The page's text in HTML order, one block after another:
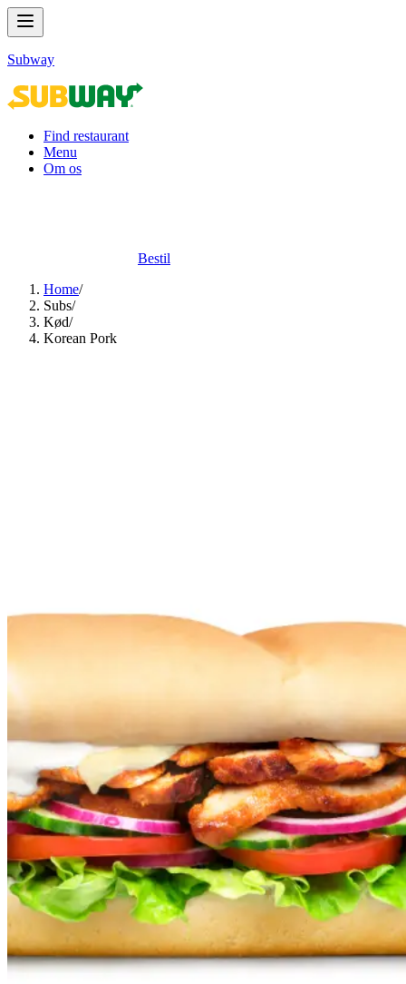
Subway
Find restaurant
Menu
Om os
Bestil
Home/
Subs​​​​‌ ‍ ​‍​‍‌‍ ‌ ​‍‌‍‍‌‌‍‌ ‌‍‍‌‌‍ ‍​‍​‍​ ‍‍​‍​‍‌ ​ ‌‍​‌‌‍ ‍‌‍‍‌‌ ‌​‌ ‍‌​‍ ‍‌‍‍‌‌‍ ​‍​‍​‍ ​​‍​‍‌‍‍​‌ ​‍‌‍‌‌‌‍‌‍​‍​‍​ ‍‍​‍​‍‌‍‍​‌ ‌​‌ ‌​‌ ​​‌ ​ ​ ‍‍​‍ ​‍ ‌‍ ‍‌‍ ‌ ​‍‌‍‌​‌‍‍‌‌‍​ ​‍ ‌‌‍​‍‌‍‍‌‌ ‌​‌‍‌‌‌ ​ ​‍ ‌‌‍‌ ‌ ​‍‌‍ ‌ ‌‌‌ ​​​‍ ‌‌ ​ ‌ ‌​‌ ‌‌‌‍‌​‌‍‍‌‌‍ ​‍ ‍‌ ‌‍‌‍‌‌‌ ​‍‌‍​ ‌‍‌‌‌‍ ​​‍ ‍‌‍​‌‌ ​​‌ ​​​‍ ‌‍‍‌‌‍ ‍‌ ‌​‌‍‌‌‌‍ ‍‌ ‌​​‍ ‌‍‌‌‌‍‌​‌‍‍‌‌ ‌​​‍ ‌‍ ‌‌‍ ‌‍‌​‌‍‌‌​ ‌‌ ​​‌ ​‍‌‍‌‌‌ ​ ‌‍‌‌‌‍ ‍‌ ‌​‌‍​‌‌ ‌​‌‍‍‌‌‍ ‌‍ ‍​ ‍ ‌‍‍‌‌‍‌​​ ‌‌‍‌​​ ‌‍‌‍‌‍‌‍‌​​ ‍‌​ ​ ​ ​‍‌‍‌‍​‍ ‌​ ‌​​ ‍‌​ ‍‌​ ​‌​‍ ‌​ ‌​​ ​ ‌‍‌‍‌‍‌‌​‍ ‌​ ‍​‌‍​ ​ ​‍‌‍‌‍​‍ ‌​ ​ ​ ‌​‌‍​‍‌‍​‍​ ‍‌‌‍​ ‌‍‌‍​ ​ ‌‍​ ​ ​​​ ‍‌​ ‌‍​ ‍ ‌ ‌​‌ ‍‌‌ ​​‌‍‌‌​ ‌‌‍​ ‌‍​‌‌ ‌​‌‍‌‌‌‍‌ ‌‍ ‌ ​‍‌ ‍‌​ ‍ ‌ ​​‌‍​‌‌ ‌​‌‍‍​​ ‌‌‍ ‍‌‍​‌‌‍ ‌‌‍‌‌​‍‌‌​ ‌‌‌​​‍‌‌ ‌‍‍ ‌‍‌‌‌ ‍‌​‍‌‌​ ​ ‌​‌​​‍‌‌​ ​ ‌​‌​​‍‌‌​ ​‍​ ​‍‌‍‌​‌‍​‌​‍‌‌​ ​‍​ ​‍​‍‌‌​ ‌‌‌​‌​​‍ ‍‌ ‌‍‌‍​‌‌‍ ​‌ ‌‌‌‍‌‌​ ‌‍​‍‌‍​‌‌ ​ ‌‍‌‌‌‌‌‌‌ ​‍‌‍ ​​ ‌‌‍‍​‌ ‌​‌ ‌​‌ ​​‌ ​ ​‍‌‌​ ​ ‌​​‌​‍‌‌​ ​‍‌​‌‍​‍‌‌​ ​‍‌​‌‍‌‍ ‍‌‍ ‌ ​‍‌‍‌​‌‍‍‌‌‍​ ​‍ ‌‌‍​‍‌‍‍‌‌ ‌​‌‍‌‌‌ ​ ​‍ ‌‌‍‌ ‌ ​‍‌‍ ‌ ‌‌‌ ​​​‍ ‌‌ ​ ‌ ‌​‌ ‌‌‌‍‌​‌‍‍‌‌‍ ​‍ ‍‌ ‌‍‌‍‌‌‌ ​‍‌‍​ ‌‍‌‌‌‍ ​​‍ ‍‌‍​‌‌ ​​‌ ​​​‍‌‍‌‍‍‌‌‍‌​​ ‌‌‍‌​​ ‌‍‌‍‌‍‌‍‌​​ ‍‌​ ​ ​ ​‍‌‍‌‍​‍ ‌​ ‌​​ ‍‌​ ‍‌​ ​‌​‍ ‌​ ‌​​ ​ ‌‍‌‍‌‍‌‌​‍ ‌​ ‍​‌‍​ ​ ​‍‌‍‌‍​‍ ‌​ ​ ​ ‌​‌‍​‍‌‍​‍​ ‍‌‌‍​ ‌‍‌‍​ ​ ‌‍​ ​ ​​​ ‍‌​ ‌‍​‍‌‍‌ ‌​‌ ‍‌‌ ​​‌‍‌‌​ ‌‌‍​ ‌‍​‌‌ ‌​‌‍‌‌‌‍‌ ‌‍ ‌ ​‍‌ ‍‌​‍‌‍‌ ​​‌‍​‌‌ ‌​‌‍‍​​ ‌‌‍ ‍‌‍​‌‌‍ ‌‌‍‌‌​‍‌‌​ ‌‌‌​​‍‌‌ ‌‍‍ ‌‍‌‌‌ ‍‌​‍‌‌​ ​ ‌​‌​​‍‌‌​ ​ ‌​‌​​‍‌‌​ ​‍​ ​‍‌‍‌​‌‍​‌​‍‌‌​ ​‍​ ​‍​‍‌‌​ ‌‌‌​‌​​‍ ‍‌ ‌‍‌‍​‌‌‍ ​‌ ‌‌‌‍‌‌​‍‌‍‌ ​​‌‍‌‌‌ ​‍‌ ​ ‌ ​​‌‍‌‌‌‍​ ‌ ‌​‌‍‍‌‌ ‌‍‌‍‌‌​ ‌‌ ​​‌ ‌‌‌‍​‍‌‍ ​‌‍‍‌‌ ​ ‌‍‍​‌‍‌‌‌‍‌​​‍​‍‌ ‌/
Kød​​​​‌ ‍ ​‍​‍‌‍ ‌ ​‍‌‍‍‌‌‍‌ ‌‍‍‌‌‍ ‍​‍​‍​ ‍‍​‍​‍‌ ​ ‌‍​‌‌‍ ‍‌‍‍‌‌ ‌​‌ ‍‌​‍ ‍‌‍‍‌‌‍ ​‍​‍​‍ ​​‍​‍‌‍‍​‌ ​‍‌‍‌‌‌‍‌‍​‍​‍​ ‍‍​‍​‍‌‍‍​‌ ‌​‌ ‌​‌ ​​‌ ​ ​ ‍‍​‍ ​‍ ‌‍ ‍‌‍ ‌ ​‍‌‍‌​‌‍‍‌‌‍​ ​‍ ‌‌‍​‍‌‍‍‌‌ ‌​‌‍‌‌‌ ​ ​‍ ‌‌‍‌ ‌ ​‍‌‍ ‌ ‌‌‌ ​​​‍ ‌‌ ​ ‌ ‌​‌ ‌‌‌‍‌​‌‍‍‌‌‍ ​‍ ‍‌ ‌‍‌‍‌‌‌ ​‍‌‍​ ‌‍‌‌‌‍ ​​‍ ‍‌‍​‌‌ ​​‌ ​​​‍ ‌‍‍‌‌‍ ‍‌ ‌​‌‍‌‌‌‍ ‍‌ ‌​​‍ ‌‍‌‌‌‍‌​‌‍‍‌‌ ‌​​‍ ‌‍ ‌‌‍ ‌‍‌​‌‍‌‌​ ‌‌ ​​‌ ​‍‌‍‌‌‌ ​ ‌‍‌‌‌‍ ‍‌ ‌​‌‍​‌‌ ‌​‌‍‍‌‌‍ ‌‍ ‍​ ‍ ‌‍‍‌‌‍‌​​ ‌​ ‌​‌‍‌‍​ ​​​ ‍‌‌‍​ ‌‍​‍​ ‌‌‌‍​‍​‍ ‌‌‍​‌​ ​​‌‍​‌‌‍​‌​‍ ‌​ ‌​​ ‌ ​ ‌ ​ ‌‌​‍ ‌‌‍​‌‌‍‌‌​ ‍‌‌‍‌‍​‍ ‌​ ​‍‌‍‌‍‌‍‌​‌‍​ ‌‍​ ​ ‍‌​ ‍​‌‍​ ​ ​ ​ ‌ ​ ‍‌​ ‍‌​ ‍ ‌ ‌​‌ ‍‌‌ ​​‌‍‌‌​ ‌‌ ​ ‌ ‌‌‌‍​‍‌‍​ ‌‍​‌‌ ‌​‌‍‌‌‌‍‌ ‌‍ ‌ ​‍‌ ‍‌​ ‍ ‌ ​​‌‍​‌‌ ‌​‌‍‍​​ ‌‌‍ ‍‌‍​‌‌‍ ‌‌‍‌‌​‍‌‌​ ‌‌‌​​‍‌‌ ‌‍‍ ‌‍‌‌‌ ‍‌​‍‌‌​ ​ ‌​‌​​‍‌‌​ ​ ‌​‌​​‍‌‌​ ​‍​ ​‍‌‍‌​‌‍​‌​‍‌‌​ ​‍​ ​‍​‍‌‌​ ‌‌‌​‌​​‍ ‍‌ ‌‍‌‍​‌‌‍ ​‌ ‌‌‌‍‌‌​ ‌‍​‍‌‍​‌‌ ​ ‌‍‌‌‌‌‌‌‌ ​‍‌‍ ​​ ‌‌‍‍​‌ ‌​‌ ‌​‌ ​​‌ ​ ​‍‌‌​ ​ ‌​​‌​‍‌‌​ ​‍‌​‌‍​‍‌‌​ ​‍‌​‌‍‌‍ ‍‌‍ ‌ ​‍‌‍‌​‌‍‍‌‌‍​ ​‍ ‌‌‍​‍‌‍‍‌‌ ‌​‌‍‌‌‌ ​ ​‍ ‌‌‍‌ ‌ ​‍‌‍ ‌ ‌‌‌ ​​​‍ ‌‌ ​ ‌ ‌​‌ ‌‌‌‍‌​‌‍‍‌‌‍ ​‍ ‍‌ ‌‍‌‍‌‌‌ ​‍‌‍​ ‌‍‌‌‌‍ ​​‍ ‍‌‍​‌‌ ​​‌ ​​​‍‌‍‌‍‍‌‌‍‌​​ ‌​ ‌​‌‍‌‍​ ​​​ ‍‌‌‍​ ‌‍​‍​ ‌‌‌‍​‍​‍ ‌‌‍​‌​ ​​‌‍​‌‌‍​‌​‍ ‌​ ‌​​ ‌ ​ ‌ ​ ‌‌​‍ ‌‌‍​‌‌‍‌‌​ ‍‌‌‍‌‍​‍ ‌​ ​‍‌‍‌‍‌‍‌​‌‍​ ‌‍​ ​ ‍‌​ ‍​‌‍​ ​ ​ ​ ‌ ​ ‍‌​ ‍‌​‍‌‍‌ ‌​‌ ‍‌‌ ​​‌‍‌‌​ ‌‌ ​ ‌ ‌‌‌‍​‍‌‍​ ‌‍​‌‌ ‌​‌‍‌‌‌‍‌ ‌‍ ‌ ​‍‌ ‍‌​‍‌‍‌ ​​‌‍​‌‌ ‌​‌‍‍​​ ‌‌‍ ‍‌‍​‌‌‍ ‌‌‍‌‌​‍‌‌​ ‌‌‌​​‍‌‌ ‌‍‍ ‌‍‌‌‌ ‍‌​‍‌‌​ ​ ‌​‌​​‍‌‌​ ​ ‌​‌​​‍‌‌​ ​‍​ ​‍‌‍‌​‌‍​‌​‍‌‌​ ​‍​ ​‍​‍‌‌​ ‌‌‌​‌​​‍ ‍‌ ‌‍‌‍​‌‌‍ ​‌ ‌‌‌‍‌‌​‍‌‍‌ ​​‌‍‌‌‌ ​‍‌ ​ ‌ ​​‌‍‌‌‌‍​ ‌ ‌​‌‍‍‌‌ ‌‍‌‍‌‌​ ‌‌ ​​‌ ‌‌‌‍​‍‌‍ ​‌‍‍‌‌ ​ ‌‍‍​‌‍‌‌‌‍‌​​‍​‍‌ ‌/
Korean Pork​​​​‌ ‍ ​‍​‍‌‍ ‌ ​‍‌‍‍‌‌‍‌ ‌‍‍‌‌‍ ‍​‍​‍​ ‍‍​‍​‍‌ ​ ‌‍​‌‌‍ ‍‌‍‍‌‌ ‌​‌ ‍‌​‍ ‍‌‍‍‌‌‍ ​‍​‍​‍ ​​‍​‍‌‍‍​‌ ​‍‌‍‌‌‌‍‌‍​‍​‍​ ‍‍​‍​‍‌‍‍​‌ ‌​‌ ‌​‌ ​​‌ ​ ​ ‍‍​‍ ​‍ ‌‍ ‍‌‍ ‌ ​‍‌‍‌​‌‍‍‌‌‍​ ​‍ ‌‌‍​‍‌‍‍‌‌ ‌​‌‍‌‌‌ ​ ​‍ ‌‌‍‌ ‌ ​‍‌‍ ‌ ‌‌‌ ​​​‍ ‌‌ ​ ‌ ‌​‌ ‌‌‌‍‌​‌‍‍‌‌‍ ​‍ ‍‌ ‌‍‌‍‌‌‌ ​‍‌‍​ ‌‍‌‌‌‍ ​​‍ ‍‌‍​‌‌ ​​‌ ​​​‍ ‌‍‍‌‌‍ ‍‌ ‌​‌‍‌‌‌‍ ‍‌ ‌​​‍ ‌‍‌‌‌‍‌​‌‍‍‌‌ ‌​​‍ ‌‍ ‌‌‍ ‌‍‌​‌‍‌‌​ ‌‌ ​​‌ ​‍‌‍‌‌‌ ​ ‌‍‌‌‌‍ ‍‌ ‌​‌‍​‌‌ ‌​‌‍‍‌‌‍ ‌‍ ‍​ ‍ ‌‍‍‌‌‍‌​​ ‌​ ‍​​ ‌​​ ‍​​ ​ ‌‍​‌‌‍​‌‌‍‌‌​ ‍‌​‍ ‌‌‍‌‌​ ‍‌​ ​ ​ ​​​‍ ‌​ ‌​​ ​ ​ ‌‌‌‍​‍​‍ ‌​ ‍‌‌‍​‌​ ‌‍‌‍‌‍​‍ ‌‌‍‌‌‌‍‌​​ ‌‌​ ‌​​ ‌‌​ ​‌​ ‌‍​ ​ ‌‍‌‍‌‍​‌​ ‌‌​ ‌​​ ‍ ‌ ‌​‌ ‍‌‌ ​​‌‍‌‌​ ‌‌ ​​‌ ​‍‌‍ ‌‍‌​‌ ‌‌‌‍​ ‌ ‌​​ ‍ ‌ ​​‌‍​‌‌ ‌​‌‍‍​​ ‌‌‍ ‍‌‍​‌‌‍ ‌‌‍‌‌​‍‌‌​ ‌‌‌​​‍‌‌ ‌‍‍ ‌‍‌‌‌ ‍‌​‍‌‌​ ​ ‌​‌​​‍‌‌​ ​ ‌​‌​​‍‌‌​ ​‍​ ​‍‌‍‌​‌‍​‌​‍‌‌​ ​‍​ ​‍​‍‌‌​ ‌‌‌​‌​​‍ ‍‌ ‌‍‌‍​‌‌‍ ​‌ ‌‌‌‍‌‌​ ‌‍​‍‌‍​‌‌ ​ ‌‍‌‌‌‌‌‌‌ ​‍‌‍ ​​ ‌‌‍‍​‌ ‌​‌ ‌​‌ ​​‌ ​ ​‍‌‌​ ​ ‌​​‌​‍‌‌​ ​‍‌​‌‍​‍‌‌​ ​‍‌​‌‍‌‍ ‍‌‍ ‌ ​‍‌‍‌​‌‍‍‌‌‍​ ​‍ ‌‌‍​‍‌‍‍‌‌ ‌​‌‍‌‌‌ ​ ​‍ ‌‌‍‌ ‌ ​‍‌‍ ‌ ‌‌‌ ​​​‍ ‌‌ ​ ‌ ‌​‌ ‌‌‌‍‌​‌‍‍‌‌‍ ​‍ ‍‌ ‌‍‌‍‌‌‌ ​‍‌‍​ ‌‍‌‌‌‍ ​​‍ ‍‌‍​‌‌ ​​‌ ​​​‍‌‍‌‍‍‌‌‍‌​​ ‌​ ‍​​ ‌​​ ‍​​ ​ ‌‍​‌‌‍​‌‌‍‌‌​ ‍‌​‍ ‌‌‍‌‌​ ‍‌​ ​ ​ ​​​‍ ‌​ ‌​​ ​ ​ ‌‌‌‍​‍​‍ ‌​ ‍‌‌‍​‌​ ‌‍‌‍‌‍​‍ ‌‌‍‌‌‌‍‌​​ ‌‌​ ‌​​ ‌‌​ ​‌​ ‌‍​ ​ ‌‍‌‍‌‍​‌​ ‌‌​ ‌​​‍‌‍‌ ‌​‌ ‍‌‌ ​​‌‍‌‌​ ‌‌ ​​‌ ​‍‌‍ ‌‍‌​‌ ‌‌‌‍​ ‌ ‌​​‍‌‍‌ ​​‌‍​‌‌ ‌​‌‍‍​​ ‌‌‍ ‍‌‍​‌‌‍ ‌‌‍‌‌​‍‌‌​ ‌‌‌​​‍‌‌ ‌‍‍ ‌‍‌‌‌ ‍‌​‍‌‌​ ​ ‌​‌​​‍‌‌​ ​ ‌​‌​​‍‌‌​ ​‍​ ​‍‌‍‌​‌‍​‌​‍‌‌​ ​‍​ ​‍​‍‌‌​ ‌‌‌​‌​​‍ ‍‌ ‌‍‌‍​‌‌‍ ​‌ ‌‌‌‍‌‌​‍‌‍‌ ​​‌‍‌‌‌ ​‍‌ ​ ‌ ​​‌‍‌‌‌‍​ ‌ ‌​‌‍‍‌‌ ‌‍‌‍‌‌​ ‌‌ ​​‌ ‌‌‌‍​‍‌‍ ​‌‍‍‌‌ ​ ‌‍‍​‌‍‌‌‌‍‌​​‍​‍‌ ‌